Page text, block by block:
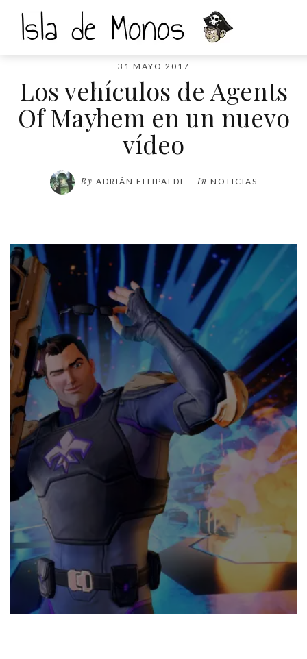
31 MAYO 2017
Los vehículos de Agents
Of Mayhem en un nuevo
vídeo
By ADRIÁN FITIPALDI In NOTICIAS